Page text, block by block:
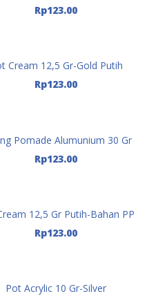
Rp123.00
Tambah Ke Keranjang
Cream 12,5 Gr-Gold Putih
Rp123.00
Tambah Ke Keranjang
Pomade Alumunium 30 Gr
Rp123.00
Tambah Ke Keranjang
12,5 Gr Putih-Bahan PP
Rp123.00
Tambah Ke Keranjang
Pot Acrylic 10 Gr-Silver